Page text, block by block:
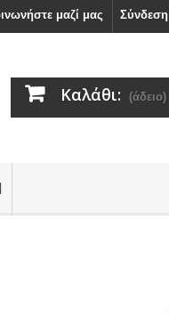
Σύνδεση
μαζί μας
Καλάθι: (άδειο)